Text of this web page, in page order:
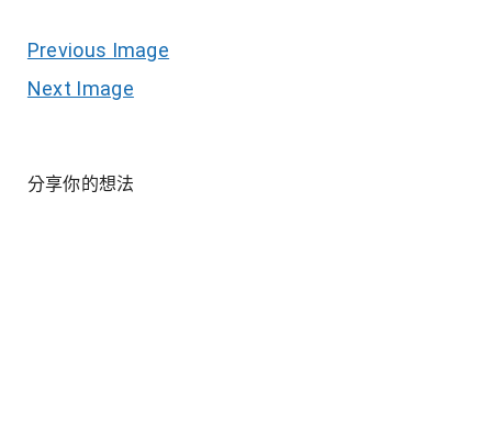
Previous Image
Next Image
分享你的想法